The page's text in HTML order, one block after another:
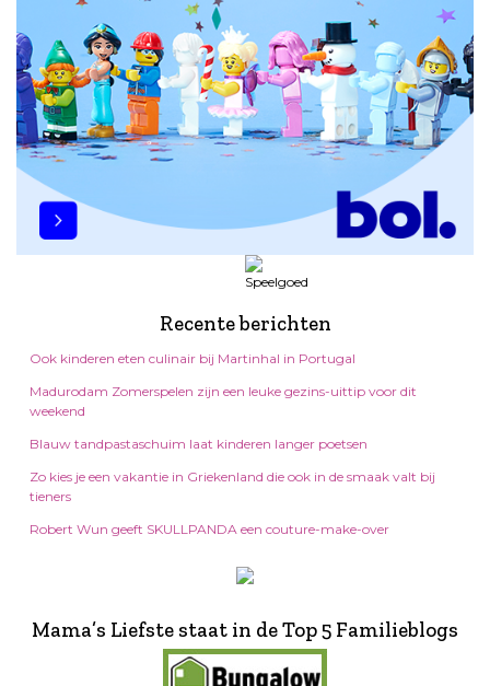
Recente berichten
Ook kinderen eten culinair bij Martinhal in Portugal
Madurodam Zomerspelen zijn een leuke gezins-uittip voor dit
weekend
Blauw tandpastaschuim laat kinderen langer poetsen
Zo kies je een vakantie in Griekenland die ook in de smaak valt bij
tieners
Robert Wun geeft SKULLPANDA een couture-make-over
Mama’s Liefste staat in de Top 5 Familieblogs